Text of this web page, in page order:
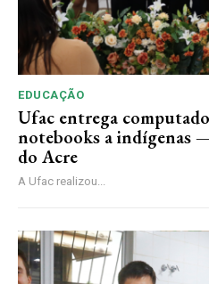
EDUCAÇÃO
Ufac entrega
notebooks a indígenas
do Acre
A Ufac realizou...